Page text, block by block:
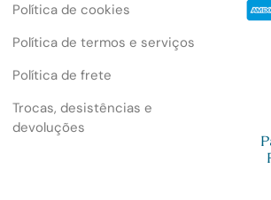
Política de cookies
Política de termos e serviços
Política de frete
Trocas, desistências e
devoluções